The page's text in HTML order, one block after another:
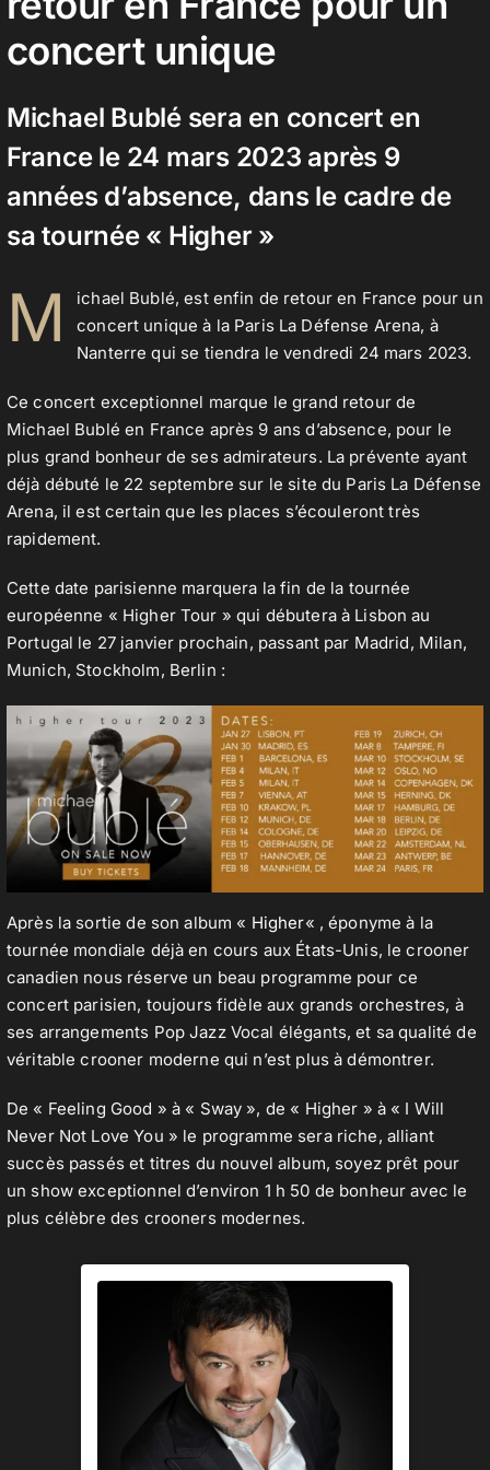
concert unique
Michael Bublé sera en concert en
France le 24 mars 2023 après 9
années d’absence, dans le cadre de
sa tournée « Higher »
M
ichael Bublé, est enfin de retour en France pour un
concert unique à la Paris La Défense Arena, à
Nanterre qui se tiendra le vendredi 24 mars 2023.
Ce concert exceptionnel marque le grand retour de
Michael Bublé en France après 9 ans d’absence, pour le
plus grand bonheur de ses admirateurs. La prévente ayant
déjà débuté le 22 septembre sur le site du Paris La Défense
Arena, il est certain que les places s’écouleront très
rapidement.
Cette date parisienne marquera la fin de la tournée
européenne « Higher Tour » qui débutera à Lisbon au
Portugal le 27 janvier prochain, passant par Madrid, Milan,
Munich, Stockholm, Berlin :
Après la sortie de son album « Higher« , éponyme à la
tournée mondiale déjà en cours aux États-Unis, le crooner
canadien nous réserve un beau programme pour ce
concert parisien, toujours fidèle aux grands orchestres, à
ses arrangements Pop Jazz Vocal élégants, et sa qualité de
véritable crooner moderne qui n’est plus à démontrer.
De « Feeling Good » à « Sway », de « Higher » à « I Will
Never Not Love You » le programme sera riche, alliant
succès passés et titres du nouvel album, soyez prêt pour
un show exceptionnel d’environ 1 h 50 de bonheur avec le
plus célèbre des crooners modernes.